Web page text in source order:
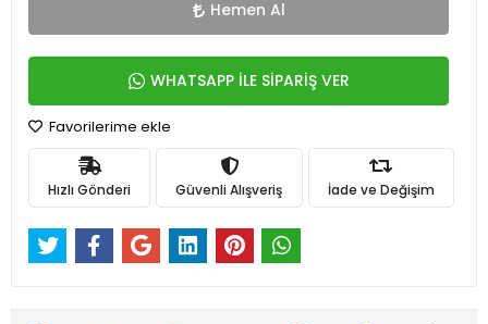
Hemen Al
WHATSAPP İLE SİPARİŞ VER
Favorilerime ekle
Hızlı Gönderi Güvenli Alışveriş İade ve Değişim